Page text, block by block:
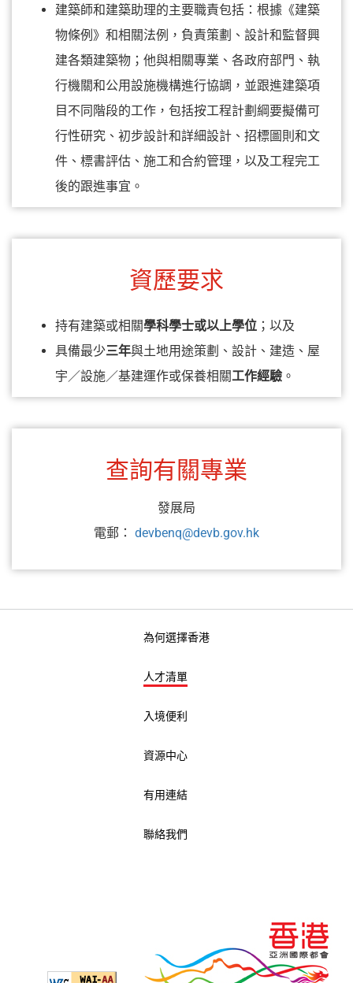
建築師和建築助理的主要職責包括：根據《建築
物條例》和相關法例，負責策劃、設計和監督興
建各類建築物；他與相關專業、各政府部門、執
行機關和公用設施機構進行協調，並跟進建築項
目不同階段的工作，包括按工程計劃綱要擬備可
行性研究、初步設計和詳細設計、招標圖則和文
件、標書評估、施工和合約管理，以及工程完工
後的跟進事宜。
資歷要求
持有建築或相關學科學士或以上學位 ；以及
具備最少三年與土地用途策劃、設計、建造、屋
宇／設施／基建運作或保養相關工作經驗 。
查詢有關專業
發展局
電郵： devbenq@devb.gov.hk
為何選擇香港
人才清單
入境便利
資源中心
有用連結
聯絡我們